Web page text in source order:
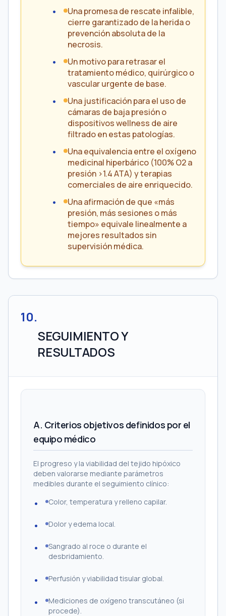
Una promesa de rescate infalible,
cierre garantizado de la herida o
prevención absoluta de la
necrosis.
Un motivo para retrasar el
tratamiento médico, quirúrgico o
vascular urgente de base.
Una justificación para el uso de
cámaras de baja presión o
dispositivos wellness de aire
filtrado en estas patologías.
Una equivalencia entre el oxígeno
medicinal hiperbárico (100% O2 a
presión >1.4 ATA) y terapias
comerciales de aire enriquecido.
Una afirmación de que «más
presión, más sesiones o más
tiempo» equivale linealmente a
mejores resultados sin
supervisión médica.
10.
SEGUIMIENTO Y
RESULTADOS
A. Criterios objetivos definidos por el
equipo médico
El progreso y la viabilidad del tejido hipóxico
deben valorarse mediante parámetros
medibles durante el seguimiento clínico:
Color, temperatura y relleno capilar.
Dolor y edema local.
Sangrado al roce o durante el
desbridamiento.
Perfusión y viabilidad tisular global.
Mediciones de oxígeno transcutáneo (si
procede).